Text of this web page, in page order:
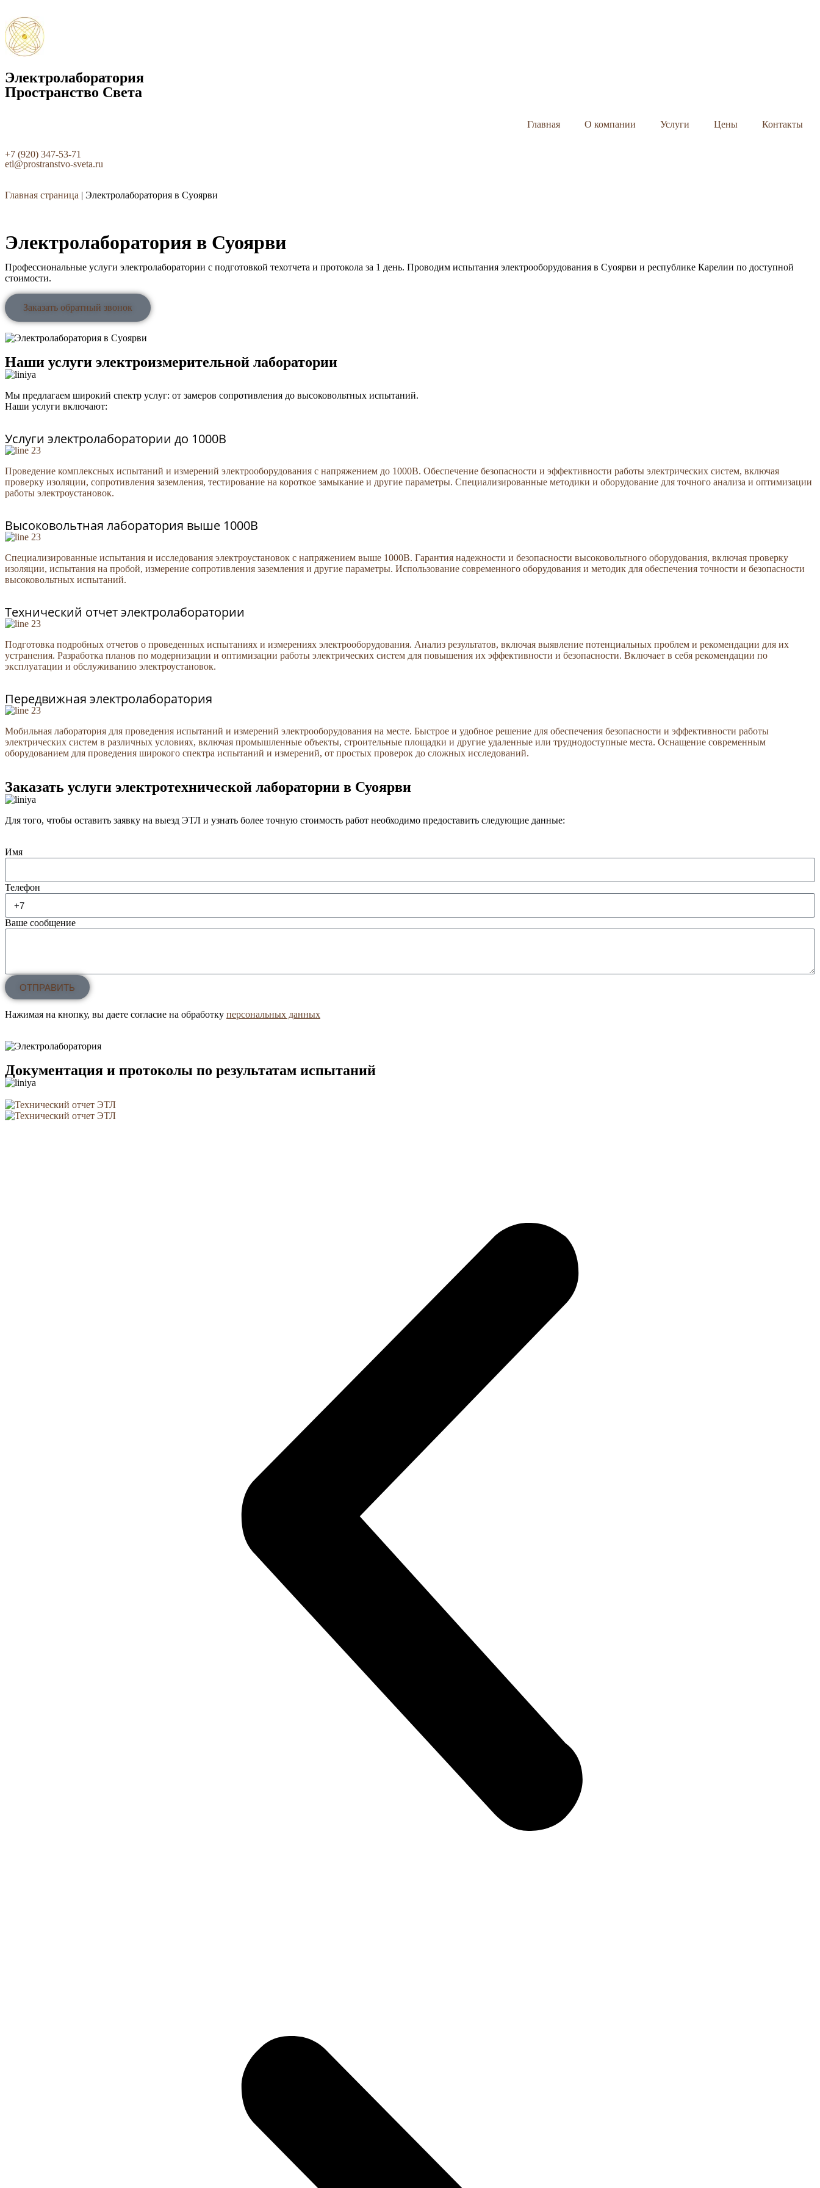
Электролаборатория
Пространство Света
Главная О компании Услуги Цены Контакты
+7 (920) 347-53-71
etl@prostranstvo-sveta.ru
Главная страница | Электролаборатория в Суоярви
Электролаборатория в Суоярви
Профессиональные услуги электролаборатории с подготовкой техотчета и протокола за 1 день. Проводим испытания электрооборудования в Суоярви и республике Карелии по доступной
стоимости.
Заказать обратный звонок
Наши услуги электроизмерительной лаборатории
Мы предлагаем широкий спектр услуг: от замеров сопротивления до высоковольтных испытаний.
Наши услуги включают:
Услуги электролаборатории до 1000В
Проведение комплексных испытаний и измерений электрооборудования с напряжением до 1000В. Обеспечение безопасности и эффективности работы электрических систем, включая
проверку изоляции, сопротивления заземления, тестирование на короткое замыкание и другие параметры. Специализированные методики и оборудование для точного анализа и оптимизации
работы электроустановок.
Высоковольтная лаборатория выше 1000В
Специализированные испытания и исследования электроустановок с напряжением выше 1000В. Гарантия надежности и безопасности высоковольтного оборудования, включая проверку
изоляции, испытания на пробой, измерение сопротивления заземления и другие параметры. Использование современного оборудования и методик для обеспечения точности и безопасности
высоковольтных испытаний.
Технический отчет электролаборатории
Подготовка подробных отчетов о проведенных испытаниях и измерениях электрооборудования. Анализ результатов, включая выявление потенциальных проблем и рекомендации для их
устранения. Разработка планов по модернизации и оптимизации работы электрических систем для повышения их эффективности и безопасности. Включает в себя рекомендации по
эксплуатации и обслуживанию электроустановок.
Передвижная электролаборатория
Мобильная лаборатория для проведения испытаний и измерений электрооборудования на месте. Быстрое и удобное решение для обеспечения безопасности и эффективности работы
электрических систем в различных условиях, включая промышленные объекты, строительные площадки и другие удаленные или труднодоступные места. Оснащение современным
оборудованием для проведения широкого спектра испытаний и измерений, от простых проверок до сложных исследований.
Заказать услуги электротехнической лаборатории в Суоярви
Для того, чтобы оставить заявку на выезд ЭТЛ и узнать более точную стоимость работ необходимо предоставить следующие данные:
Имя
Телефон
Ваше сообщение
ОТПРАВИТЬ
Нажимая на кнопку, вы даете согласие на обработку персональных данных
Документация и протоколы по результатам испытаний